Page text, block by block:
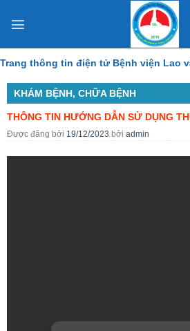
thông tin điện tử Bệnh viện Lao và
KHÁM BỆNH, CHỮA BỆNH
THÔNG TIN HƯỚNG DẪN SỬ DỤNG
Được đăng bởi 19/12/2023 bởi admin